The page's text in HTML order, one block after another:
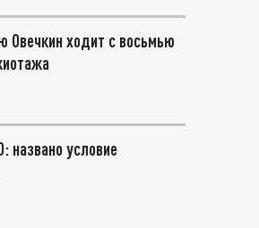
Овечкин ходит с восьмью
названо условие